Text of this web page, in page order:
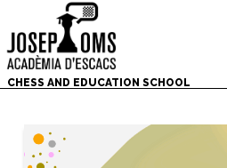
CHESS AND EDUCATION SCHOOL